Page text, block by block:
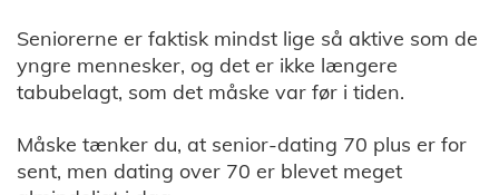
Seniorerne er faktisk mindst lige så aktive som de
yngre mennesker, og det er ikke længere
tabubelagt, som det måske var før i tiden.
Måske tænker du, at senior-dating 70 plus er for
sent, men dating over 70 er blevet meget